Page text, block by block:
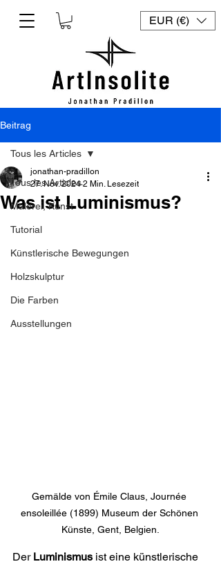
EUR (€)
Beitrag
Tous les Articles
Malerei, Kunst
Tutorial
Künstlerische Bewegungen
Holzskulptur
Die Farben
Ausstellungen
Tous les Articles
Was ist Luminismus?
jonathan-pradillon
27. Nov. 2024 2 Min. Lesezeit
Gemälde von Émile Claus, Journée
ensoleillée (1899) Museum der Schönen
Künste, Gent, Belgien.
Der Luminismus ist eine künstlerische